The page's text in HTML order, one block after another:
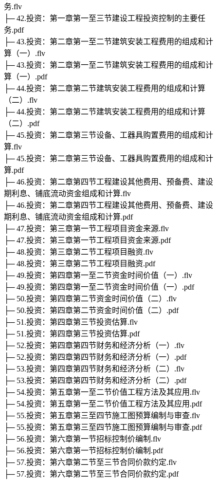
务.flv
├─ 42.投资：第一章第一至三节建设工程投资控制的主要任
务.pdf
├─ 43.投资：第二章第一至二节建筑安装工程费用的组成和计
算（一）.flv
├─ 43.投资：第二章第一至二节建筑安装工程费用的组成和计
算（一）.pdf
├─ 44.投资：第二章第二节建筑安装工程费用的组成和计算
（二）.flv
├─ 44.投资：第二章第二节建筑安装工程费用的组成和计算
（二）.pdf
├─ 45.投资：第二章第三节设备、工器具购置费用的组成和计
算.flv
├─ 45.投资：第二章第三节设备、工器具购置费用的组成和计
算.pdf
├─ 46.投资：第二章第四节工程建设其他费用、预备费、建设
期利息、铺底流动资金组成和计算.flv
├─ 46.投资：第二章第四节工程建设其他费用、预备费、建设
期利息、铺底流动资金组成和计算.pdf
├─ 47.投资：第三章第一节工程项目资金来源.flv
├─ 47.投资：第三章第一节工程项目资金来源.pdf
├─ 48.投资：第三章第二节工程项目融资.flv
├─ 48.投资：第三章第二节工程项目融资.pdf
├─ 49.投资：第四章第一至二节资金时间价值（一）.flv
├─ 49.投资：第四章第一至二节资金时间价值（一）.pdf
├─ 50.投资：第四章第二节资金时间价值（二）.flv
├─ 50.投资：第四章第二节资金时间价值（二）.pdf
├─ 51.投资：第四章第三节投资估算.flv
├─ 51.投资：第四章第三节投资估算.pdf
├─ 52.投资：第四章第四节财务和经济分析（一）.flv
├─ 52.投资：第四章第四节财务和经济分析（一）.pdf
├─ 53.投资：第四章第四节财务和经济分析（二）.flv
├─ 53.投资：第四章第四节财务和经济分析（二）.pdf
├─ 54.投资：第五章第一至二节价值工程方法及其应用.flv
├─ 54.投资：第五章第一至二节价值工程方法及其应用.pdf
├─ 55.投资：第五章第三至四节施工图预算编制与审查.flv
├─ 55.投资：第五章第三至四节施工图预算编制与审查.pdf
├─ 56.投资：第六章第一节招标控制价编制.flv
├─ 56.投资：第六章第一节招标控制价编制.pdf
├─ 57.投资：第六章第二节至三节合同价款约定.flv
├─ 57.投资：第六章第二节至三节合同价款约定.pdf